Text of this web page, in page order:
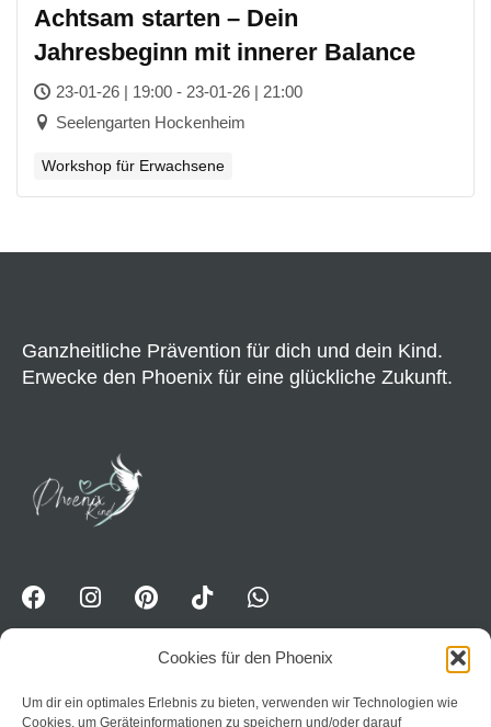
Cookies für den Phoenix
Um dir ein optimales Erlebnis zu bieten, verwenden wir Technologien wie
Cookies, um Geräteinformationen zu speichern und/oder darauf
Achtsam starten – Dein
Jahresbeginn mit innerer Balance
23-01-26 | 19:00 - 23-01-26 | 21:00
Seelengarten Hockenheim
Workshop für Erwachsene
Ganzheitliche Prävention für dich und dein Kind.
Erwecke den Phoenix für eine glückliche Zukunft.
WhatsApp-Kanal für Erwavhsene: Jetzt Impulse